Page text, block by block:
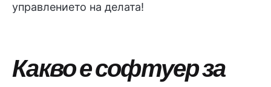
управлението на делата!
Какво е софтуер за